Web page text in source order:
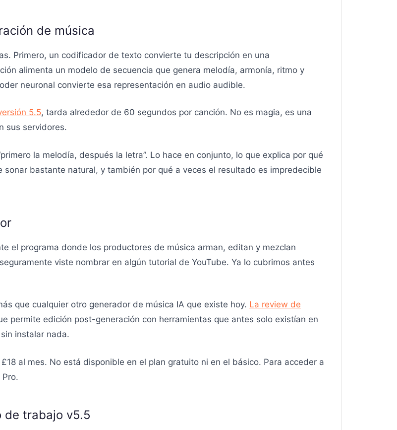
de música
Primero, un codificador de texto convierte tu descripción en una
alimenta un modelo de secuencia que genera melodía, armonía, ritmo y
neuronal convierte esa representación en audio audible.
5.5, tarda alrededor de 60 segundos por canción. No es magia, es una
sus servidores.
la melodía, después la letra”. Lo hace en conjunto, lo que explica por qué
bastante natural, y también por qué a veces el resultado es impredecible
el programa donde los productores de música arman, editan y mezclan
viste nombrar en algún tutorial de YouTube. Ya lo cubrimos antes
que cualquier otro generador de música IA que existe hoy. La review de
permite edición post-generación con herramientas que antes solo existían en
instalar nada.
al mes. No está disponible en el plan gratuito ni en el básico. Para acceder a
trabajo v5.5